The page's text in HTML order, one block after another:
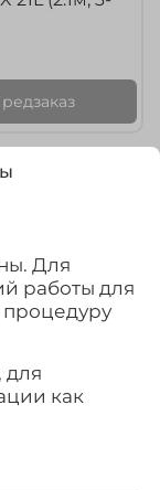
Для
работы для
процедуру
для
как